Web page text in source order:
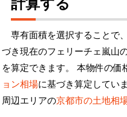
専有面積を選択することで
づき現在のフェリーチェ嵐山
を算定できます。 本物件の価
ョン相場に基づき算定してい
周辺エリアの京都市の土地相